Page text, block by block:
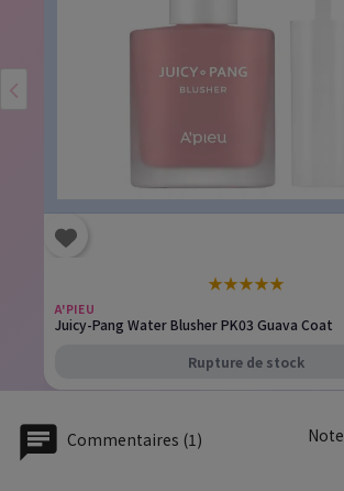
★★★★★
A'PIEU
Juicy-Pang Water Blusher PK03 Guava Coat
Rupture de stock
Commentaires (1) Note